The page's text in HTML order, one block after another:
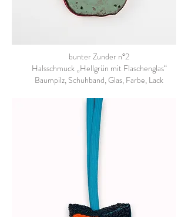
bunter Zunder n°2
Halsschmuck „Hellgrün mit Flaschenglas“
Baumpilz, Schuhband, Glas, Farbe, Lack